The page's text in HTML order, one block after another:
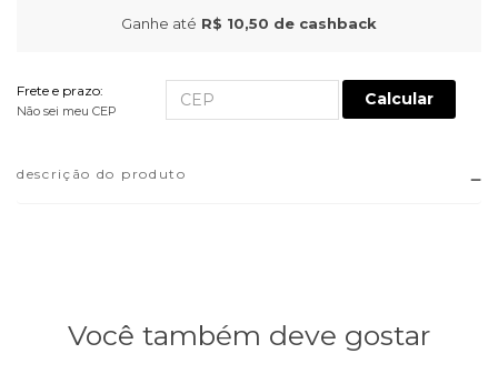
Ganhe até R$ 10,50 de cashback
Frete e prazo:
Não sei meu CEP
Calcular
descrição do produto
Você também deve gostar